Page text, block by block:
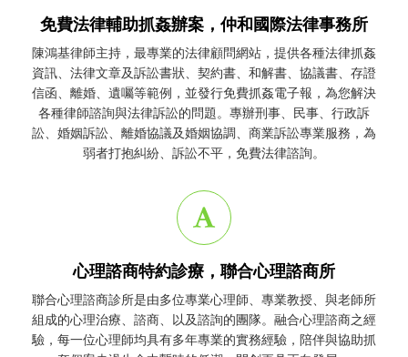
免費法律輔助抓姦辦案，仲和國際法律事務所
陳鴻基律師主持，最專業的法律顧問網站，提供各種法律抓姦
資訊、法律文章及訴訟書狀、契約書、和解書、協議書、存證
信函、離婚、遺囑等範例，並發行免費抓姦電子報，為您解決
各種律師諮詢與法律訴訟的問題。專辦刑事、民事、行政訴
訟、婚姻訴訟、離婚協議及婚姻協調、商業訴訟專業服務，為
弱者打抱糾紛、訴訟不平，免費法律諮詢。
心理諮商特約診療，聯合心理諮商所
聯合心理諮商診所是由多位專業心理師、專業教授、與老師所
組成的心理治療、諮商、以及諮詢的團隊。融合心理諮商之經
驗，每一位心理師均具有多年專業的實務經驗，陪伴與協助抓